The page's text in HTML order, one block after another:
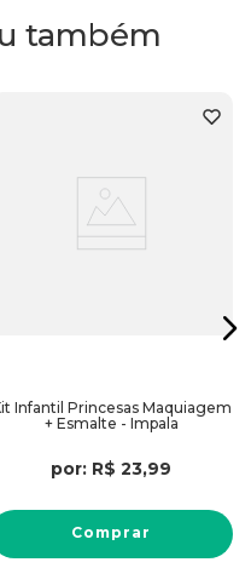
também
Infantil Princesas Maquiagem
+ Esmalte - Impala
por: R$ 23,99
Comprar